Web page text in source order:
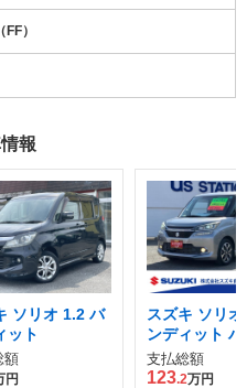
）
報
ソリオ 1.2 バ
ット
額
円
スズキ ソリ
ンディット
ッド MV
支払総額
123.2万円